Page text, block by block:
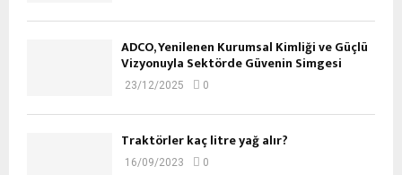
ADCO, Yenilenen Kurumsal Kimliği ve Güçlü
Vizyonuyla Sektörde Güvenin Simgesi
23/12/2025 0
Traktörler kaç litre yağ alır?
16/09/2023 0